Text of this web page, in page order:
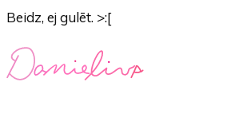
Beidz, ej gulēt. >:[